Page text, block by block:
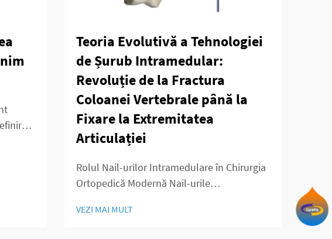
Teoria Evolutivă a Tehnologiei
de Șurub Intramedular:
Revoluție de la Fractura
Coloanei Vertebrale până la
Fixare la Extremitatea
Articulației
Rolul Nail-urilor Intramedulare în Chirurgia
Ortopedică Modernă Nail-urile
revoluționară în domeniul chirurgiei
VEZI MAI MULT